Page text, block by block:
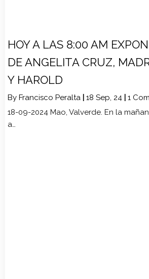
HOY A LAS 8:00 AM
DE ANGELITA CRUZ,
Y HAROLD
By Francisco Peralta 18 Sep, 24 1
18-09-2024 Mao, Valverde. En la
a…